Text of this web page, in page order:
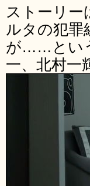
ストーリ
ルタの犯罪
が……とい
一、北村一